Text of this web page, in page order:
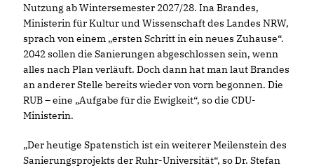
Nutzung ab Wintersemester 2027/28. Ina Brandes,
Ministerin für Kultur und Wissenschaft des Landes NRW,
sprach von einem „ersten Schritt in ein neues Zuhause“.
2042 sollen die Sanierungen abgeschlossen sein, wenn
alles nach Plan verläuft. Doch dann hat man laut Brandes
an anderer Stelle bereits wieder von vorn begonnen. Die
RUB – eine „Aufgabe für die Ewigkeit“, so die CDU-
Ministerin.
Der heutige Spatenstich ist ein weiterer Meilenstein des
Sanierungsprojekts der Ruhr-Universität“, so Dr. Stefan